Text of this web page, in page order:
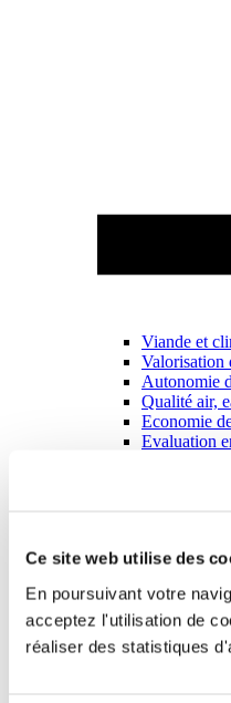
Ce site web utilise des
En poursuivant votre
acceptez l'utilisation de
réaliser des statistiques
Viande et
Valorisation
Autonomie
Qualité air,
Economie
Evaluation